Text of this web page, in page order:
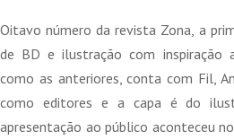
Oitavo número da revista Zona, a
de BD e ilustração com inspiração
como as anteriores, conta com Fil,
como editores e a capa é do
apresentação ao público aconteceu